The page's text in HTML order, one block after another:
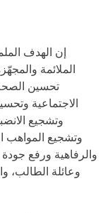
إن الهدف
الملائمة
تحسين
الاجتماعية
وتشجيع
وتشجيع المواهب
والرفاهية ورفع
وعائلة الطالب،